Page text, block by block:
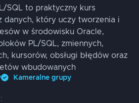
SQL to praktyczny kurs
danych, który uczy tworzenia i
w środowisku Oracle,
PL/SQL, zmiennych,
kursorów, obsługi błędów oraz
wbudowanych
Kameralne grupy